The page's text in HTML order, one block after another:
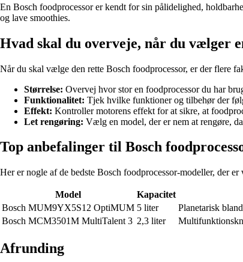
En Bosch foodprocessor er kendt for sin pålidelighed,
og lave smoothies.
Hvad skal du overveje, når du vælger
Når du skal vælge den rette Bosch foodprocessor, er der flere
Størrelse: Overvej hvor stor en foodprocessor du har
Funktionalitet: Tjek hvilke funktioner og tilbehør der
Effekt: Kontroller motorens effekt for at sikre, at
Let rengøring: Vælg en model, der er nem at rengøre,
Top anbefalinger til Bosch
Her er nogle af de bedste Bosch foodprocessor-modeller, der
Model Kapacitet
Bosch MUM9YX5S12 OptiMUM 5 liter Planetarisk
Bosch MCM3501M MultiTalent 3 2,3 liter
Afrunding